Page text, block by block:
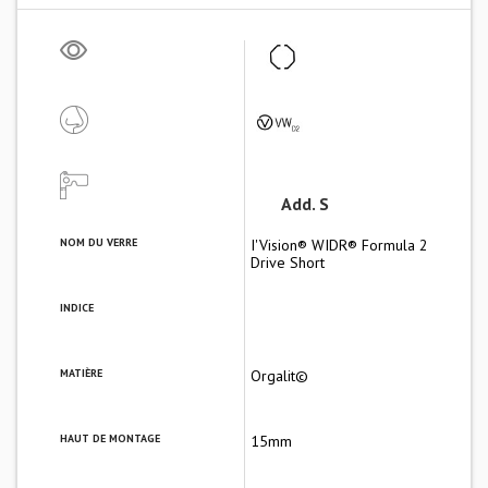
Add. S
NOM DU VERRE
I'Vision® WIDR® Formula 2
Drive Short
INDICE
MATIÈRE Orgalit©
HAUT DE MONTAGE 15mm